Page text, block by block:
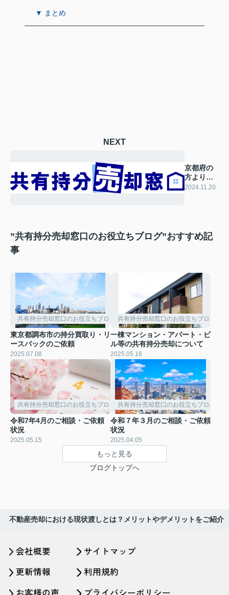
▼ まとめ
NEXT
京都府の
方より持
分の買取
2024.11.20
”共有持分売却窓口のお役立ちブログ”おすすめ記
事
共有持分売却窓口のお役立ちブログ
東京都調布市の持分買取り・リ
ースバックのご依頼
2025.07.08
共有持分売却窓口のお役立ちブログ
一棟マンション・アパート・ビ
ル等の共有持分売却について
2025.05.16
共有持分売却窓口のお役立ちブログ
令和7年4月のご相談・ご依頼
状況
2025.05.15
共有持分売却窓口のお役立ちブログ
令和７年３月のご相談・ご依頼
状況
2025.04.05
もっと見る
ブログトップへ
不動産売却における現状渡しとは？メリットやデメリットをご紹介
会社概要
更新情報
お客様の声
サイトマップ
利用規約
プライバシーポリシー